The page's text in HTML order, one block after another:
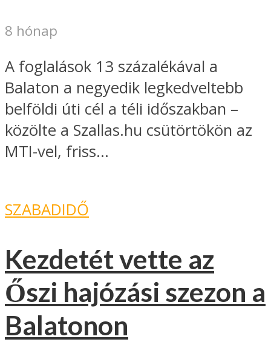
8 hónap
A foglalások 13 százalékával a
Balaton a negyedik legkedveltebb
belföldi úti cél a téli időszakban –
közölte a Szallas.hu csütörtökön az
MTI-vel, friss...
SZABADIDŐ
Kezdetét vette az
Őszi hajózási szezon a
Balatonon